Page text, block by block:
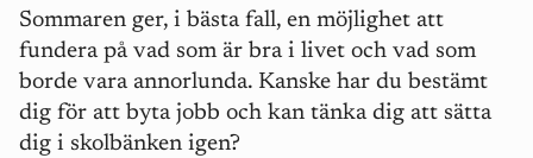
Sommaren ger, i bästa fall, en möjlighet att
fundera på vad som är bra i livet och vad som
borde vara annorlunda. Kanske har du bestämt
dig för att byta jobb och kan tänka dig att sätta
dig i skolbänken igen?